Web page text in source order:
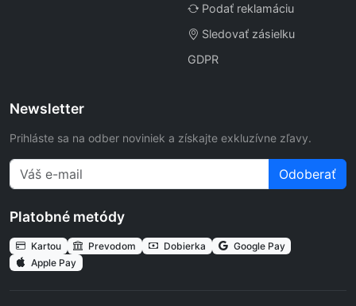
Podať reklamáciu
Sledovať zásielku
GDPR
Newsletter
Prihláste sa na odber noviniek a získajte exkluzívne zľavy.
Odoberať
Platobné metódy
Kartou Prevodom Dobierka
Google Pay
Apple Pay